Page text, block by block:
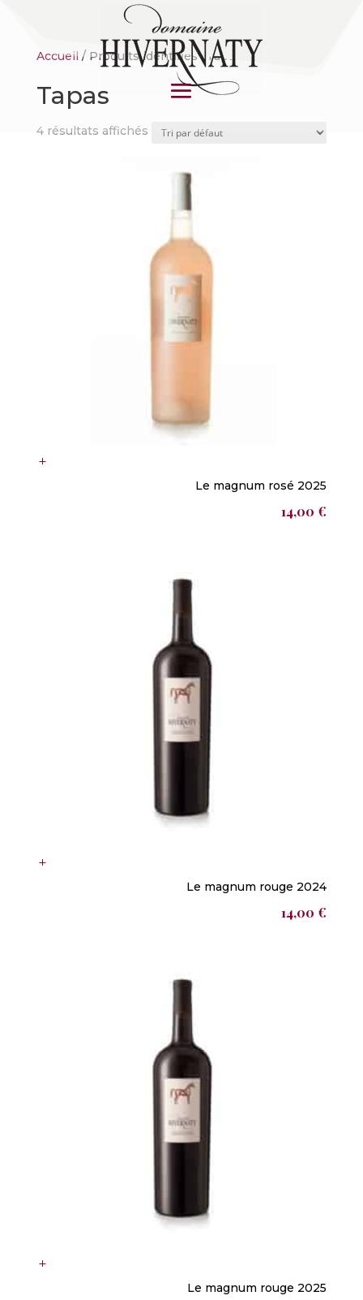
Accueil / Produits identifiés “Tapas”
Tapas
4 résultats affichés
Le magnum rosé 2025
14,00 €
Le magnum rouge 2024
14,00 €
Le magnum rouge 2025